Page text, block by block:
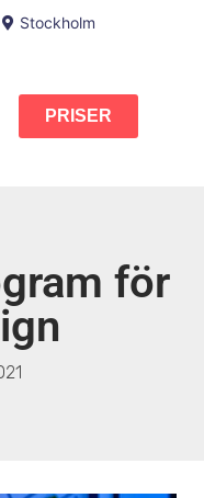
Stockholm
PRISER
för